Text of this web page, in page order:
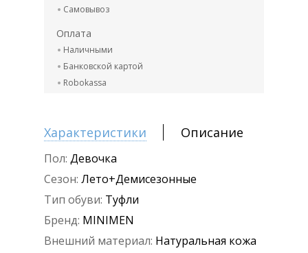
Самовывоз
Оплата
Наличными
Банковской картой
Robokassa
Характеристики Описание
Пол: Девочка
Сезон: Лето+Демисезонные
Тип обуви: Туфли
Бренд: MINIMEN
Внешний материал: Натуральная кожа